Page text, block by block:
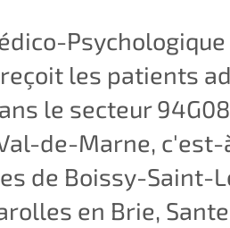
les patients
le secteur
de-Marne,
de Boissy-Saint-
en Brie,